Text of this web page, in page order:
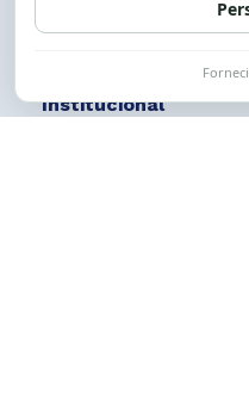
Institucional